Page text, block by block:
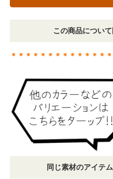
この商品につい
＊＊＊＊＊＊＊＊＊＊＊＊＊
同じ素材のアイテ